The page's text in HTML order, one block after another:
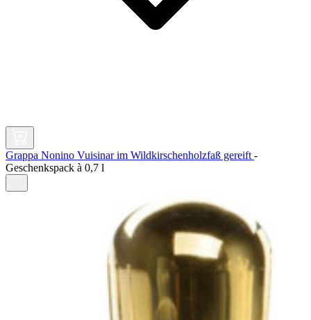
Grappa Nonino Vuisinar im Wildkirschenholzfaß gereift -
Geschenkspack à 0,7 l